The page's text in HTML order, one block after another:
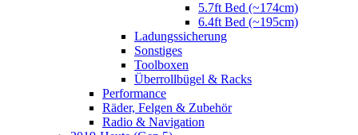
5.7ft Bed (~174cm)
6.4ft Bed (~195cm)
Ladungssicherung
Sonstiges
Toolboxen
Überrollbügel & Racks
Performance
Räder, Felgen & Zubehör
Radio & Navigation